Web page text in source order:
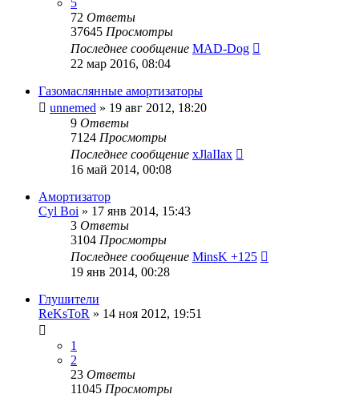
72 Ответы
37645 Просмотры
Последнее сообщение MAD-Dog
22 мар 2016, 08:04
Газомаслянные амортизаторы
unnemed » 19 авг 2012, 18:20
9 Ответы
7124 Просмотры
Последнее сообщение xJlaIIax
16 май 2014, 00:08
Амортизатор
Cyl Boi » 17 янв 2014, 15:43
3 Ответы
3104 Просмотры
Последнее сообщение MinsK +125
19 янв 2014, 00:28
Глушители
ReKsToR » 14 ноя 2012, 19:51
1
2
23 Ответы
11045 Просмотры